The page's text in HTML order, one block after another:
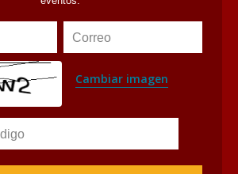
Correo
Cambiar imagen